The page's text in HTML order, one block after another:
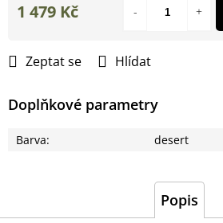
Zeptat se Hlídat
Doplňkové parametry
Barva: desert
1 479 Kč
Popis